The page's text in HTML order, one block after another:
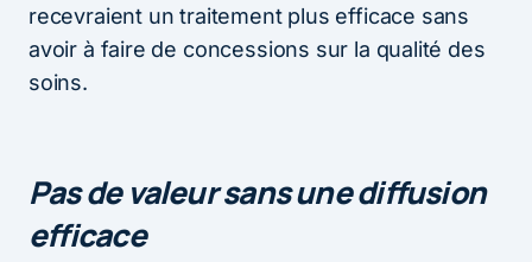
recevraient un traitement plus efficace sans
avoir à faire de concessions sur la qualité des
soins.
Pas de valeur sans une diffusion
efficace